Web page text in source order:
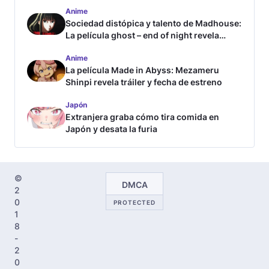
Anime
Sociedad distópica y talento de Madhouse:
La película ghost – end of night revela
Anime
La película Made in Abyss: Mezameru
Shinpi revela tráiler y fecha de estreno
Japón
Extranjera graba cómo tira comida en
Japón y desata la furia
©
2
0
1
8
-
2
0
DMCA
PROTECTED